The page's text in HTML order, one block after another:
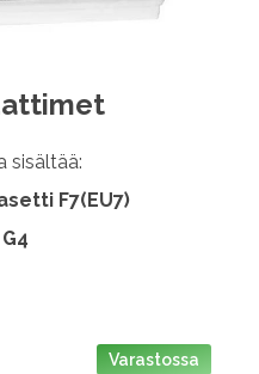
sisältää:
F7(EU7)
Varastossa